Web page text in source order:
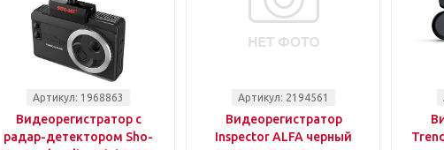
Артикул: 1968863
Видеорегистратор с
радар-детектором Sho-
Артикул: 2194561
Видеорегистратор
Inspector ALFA черный